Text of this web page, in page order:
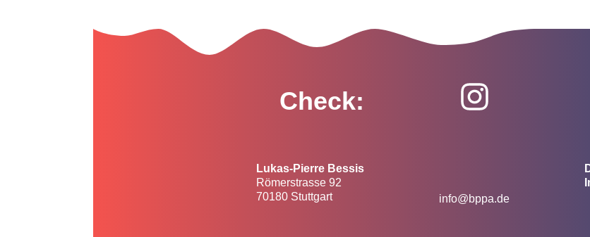
Check:
Lukas-Pierre Bessis
Römerstrasse 92
70180 Stuttgart
info@bppa.de